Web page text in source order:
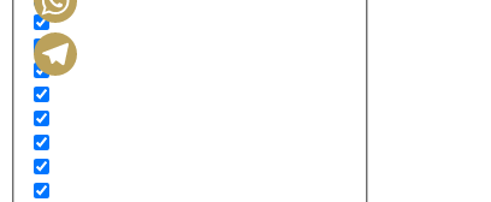
WhatsApp
Telegram